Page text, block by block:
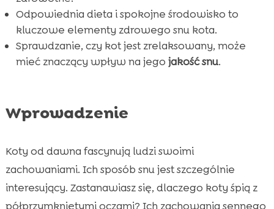
 FAQ
Odpowiednia dieta i spokojne środowisko to
kluczowe elementy zdrowego snu kota.
Sprawdzanie, czy kot jest zrelaksowany, może
mieć znaczący wpływ na jego jakość snu.
Wprowadzenie
Koty od dawna fascynują ludzi swoimi
zachowaniami. Ich sposób snu jest szczególnie
interesujący. Zastanawiasz się, dlaczego koty śpią z
półprzymkniętymi oczami? Ich zachowania sennego